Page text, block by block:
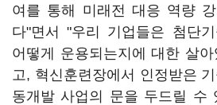
여를 통해 미래전 대응 역량
다"면서 "우리 기업들은 첨단
어떻게 운용되는지에 대한 살
고, 혁신훈련장에서 인정받은
동개발 사업의 문을 두드릴 수